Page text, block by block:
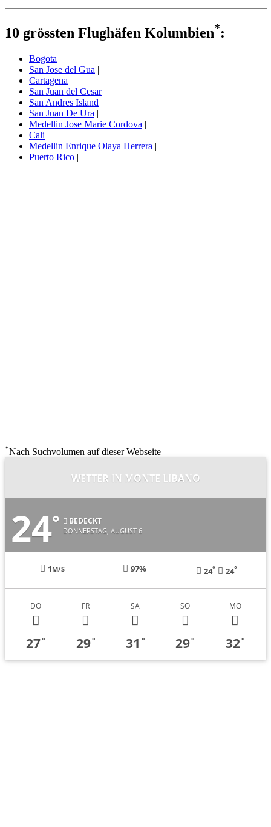
10 grössten Flughäfen Kolumbien*:
Bogota |
San Jose del Gua |
Cartagena |
San Juan del Cesar|
San Andres Island |
San Juan De Ura |
Medellin Jose Marie Cordova |
Cali |
Medellin Enrique Olaya Herrera |
Puerto Rico |
*Nach Suchvolumen auf dieser Webseite
WETTER IN MONTE LIBANO
24° BEDECKT
DONNERSTAG, AUGUST 6
1M/S 97% 24° 24°
DO
27°
FR
29°
SA
31 °
SO
29°
MO
32°